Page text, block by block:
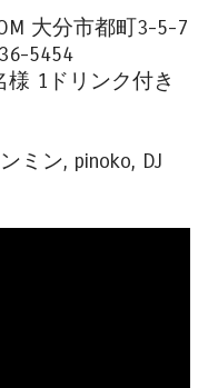
大分市都町3-5-7
5454
1ドリンク付き
ミン, pinoko, DJ